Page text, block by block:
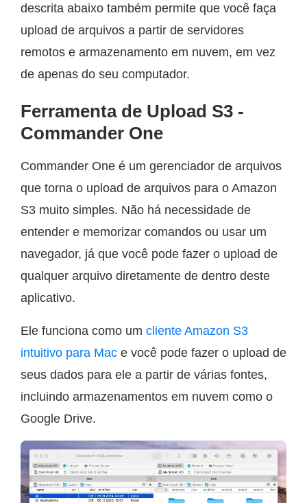
descrita abaixo também permite que você faça
upload de arquivos a partir de servidores
remotos e armazenamento em nuvem, em vez
de apenas do seu computador.
Ferramenta de Upload S3 -
Commander One
Commander One é um gerenciador de arquivos
que torna o upload de arquivos para o Amazon
S3 muito simples. Não há necessidade de
entender e memorizar comandos ou usar um
navegador, já que você pode fazer o upload de
qualquer arquivo diretamente de dentro deste
aplicativo.
Ele funciona como um cliente Amazon S3
intuitivo para Mac e você pode fazer o upload de
seus dados para ele a partir de várias fontes,
incluindo armazenamentos em nuvem como o
Google Drive.